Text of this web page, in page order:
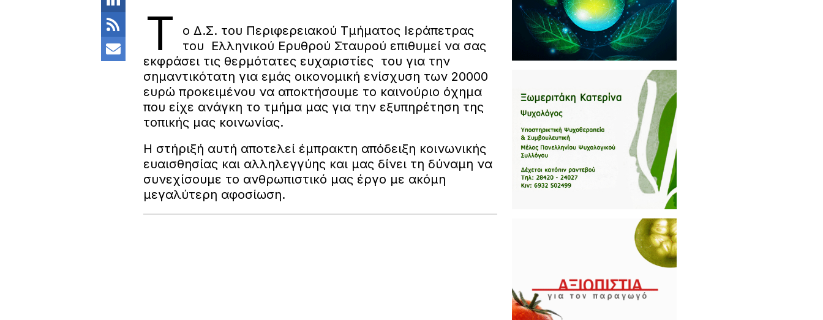
Τ
ο Δ.Σ. του Περιφερειακού Τμήματος Ιεράπετρας
του Ελληνικού Ερυθρού Σταυρού επιθυμεί να σας
εκφράσει τις θερμότατες ευχαριστίες του για την
σημαντικότατη για εμάς οικονομική ενίσχυση των 20000
ευρώ προκειμένου να αποκτήσουμε το καινούριο όχημα
που είχε ανάγκη το τμήμα μας για την εξυπηρέτηση της
τοπικής μας κοινωνίας.
Η στήριξή αυτή αποτελεί έμπρακτη απόδειξη κοινωνικής
ευαισθησίας και αλληλεγγύης και μας δίνει τη δύναμη να
συνεχίσουμε το ανθρωπιστικό μας έργο με ακόμη
μεγαλύτερη αφοσίωση.